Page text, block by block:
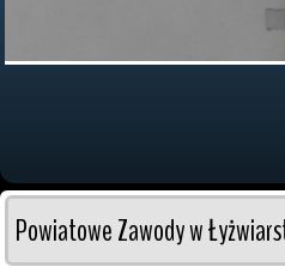
Powiatowe Zawody w